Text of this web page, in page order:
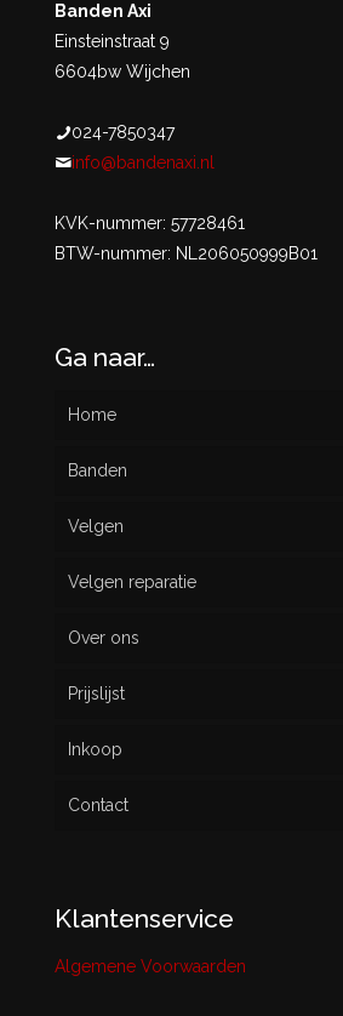
Banden Axi
Einsteinstraat 9
6604bw Wijchen
024-7850347
info@bandenaxi.nl
KVK-nummer: 57728461
BTW-nummer: NL206050999B01
Ga naar…
Home
Banden
Nieuw
Gebruikt
Velgen
Velgen reparatie
Over ons
Prijslijst
Inkoop
Contact
Klantenservice
Algemene Voorwaarden